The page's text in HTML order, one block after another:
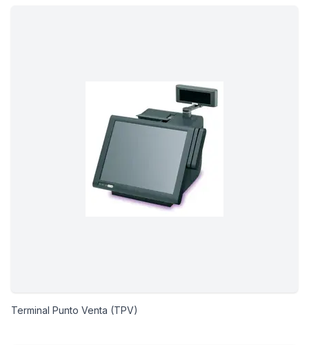
Terminal Punto Venta (TPV)